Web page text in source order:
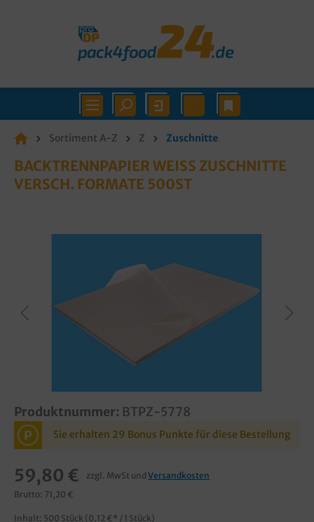
Sortiment A-Z Z Zuschnitte
BACKTRENNPAPIER WEISS ZUSCHNITTE V
ERSCH. FORMATE 500ST
Produktnummer: BTPZ-5778
P Sie erhalten 29 Bonus Punkte für diese Bestellung
59,80 € zzgl. MwSt und Versandkosten
Brutto: 71,20 €
Inhalt: 500 Stück (0,12 €* / 1 Stück)